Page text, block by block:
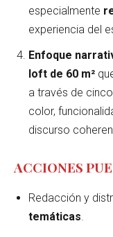
especialmente
experiencia del
Enfoque
loft de 60 m²
a través de
color,
discurso
ACCIONES
Redacción y
temáticas.